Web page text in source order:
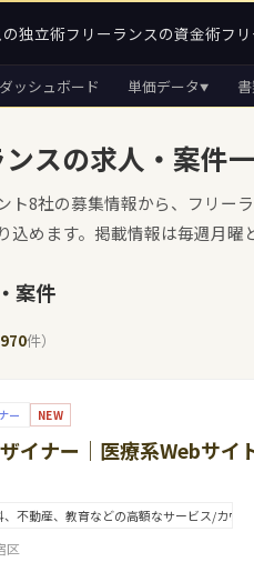
独立術フリーランスの資金術フ
ダッシュボード 単価データ▼
スの求人・案件
ト8社の募集情報から、フリー
込めます。掲載情報は毎週月曜
案件
970件）
ー NEW
イナー｜医療系Webサイ
、不動産、教育などの高額なサービス/カウ
区